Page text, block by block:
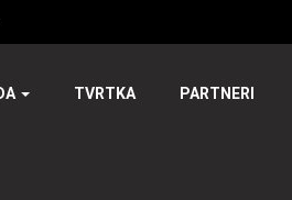
TVRTKA PARTNERI